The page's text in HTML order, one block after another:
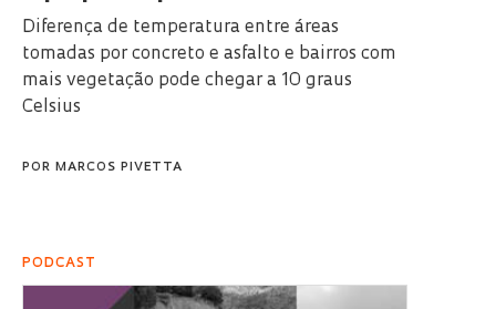
Diferença de temperatura entre áreas
tomadas por concreto e asfalto e bairros com
mais vegetação pode chegar a 10 graus
Celsius
POR MARCOS PIVETTA
PODCAST